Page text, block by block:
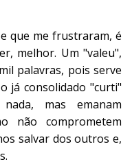
que me frustraram, é
melhor. Um "valeu",
palavras, pois serve
já consolidado "curti"
mas emanam
não comprometem
salvar dos outros e,